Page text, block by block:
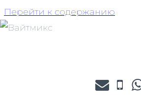
Перейти к содержанию